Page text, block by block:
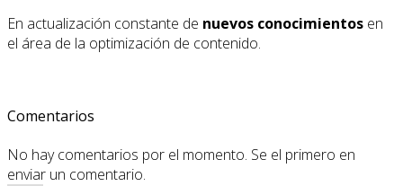
En actualización constante de nuevos conocimientos en
el área de la optimización de contenido.
Comentarios
No hay comentarios por el momento. Se el primero en
enviar un comentario.